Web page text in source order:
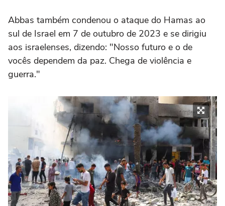
Abbas também condenou o ataque do Hamas ao
sul de Israel em 7 de outubro de 2023 e se dirigiu
aos israelenses, dizendo: "Nosso futuro e o de
vocês dependem da paz. Chega de violência e
guerra."